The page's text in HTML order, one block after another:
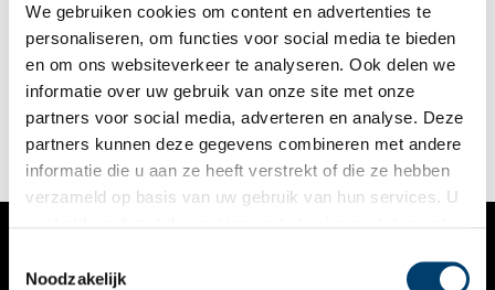
We gebruiken cookies om content en advertenties te
personaliseren, om functies voor social media te bieden
en om ons websiteverkeer te analyseren. Ook delen we
informatie over uw gebruik van onze site met onze
partners voor social media, adverteren en analyse. Deze
partners kunnen deze gegevens combineren met andere
informatie die u aan ze heeft verstrekt of die ze hebben
verzameld op basis van uw gebruik van hun services. U
Noodzakelijk
Puddingfabriek ‘De Bij’ werd vier jaar na de N.V. Stijfselfabriek
‘De Bijenkorf’ door Honig opgericht voor het maken van
maïsstijfsel en later pudding. Tegenwoordig is de voormalige
Honigfabriek een beeldbepalend industrieel gebouw aan de
Zaan. Sinds 2011 heeft ‘studio puddingfabriek’ zich in het
fabrieksgebouw gevestigd.
VERHALEN